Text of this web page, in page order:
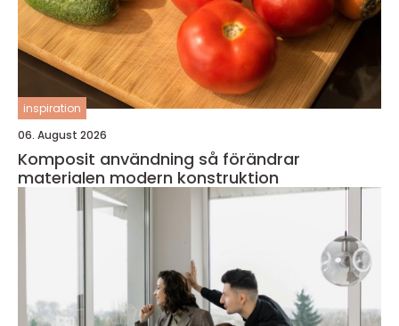
inspiration
06. August 2026
Komposit användning så förändrar
materialen modern konstruktion